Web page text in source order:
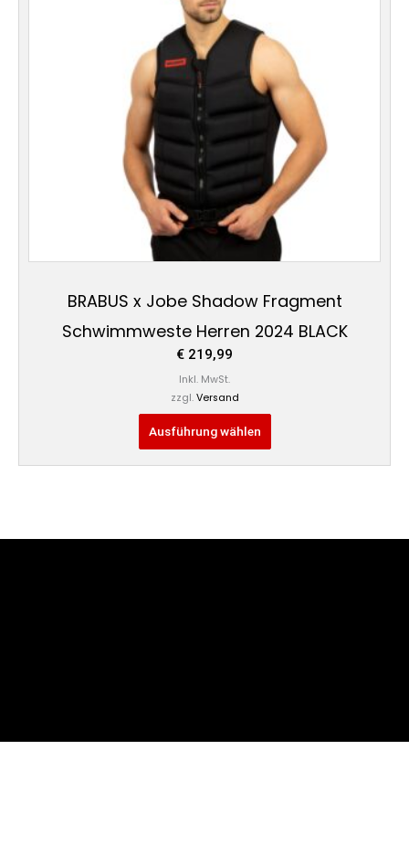
BRABUS x Jobe Shadow Fragment
Schwimmweste Herren 2024 BLACK
€ 219,99
Inkl. MwSt.
zzgl. Versand
Ausführung wählen
auf.
Die
Optionen
auf
der
Produktseite
gewählt
werden